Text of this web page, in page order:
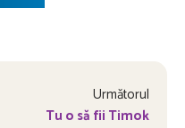
Următorul
Tu o să fii Timok